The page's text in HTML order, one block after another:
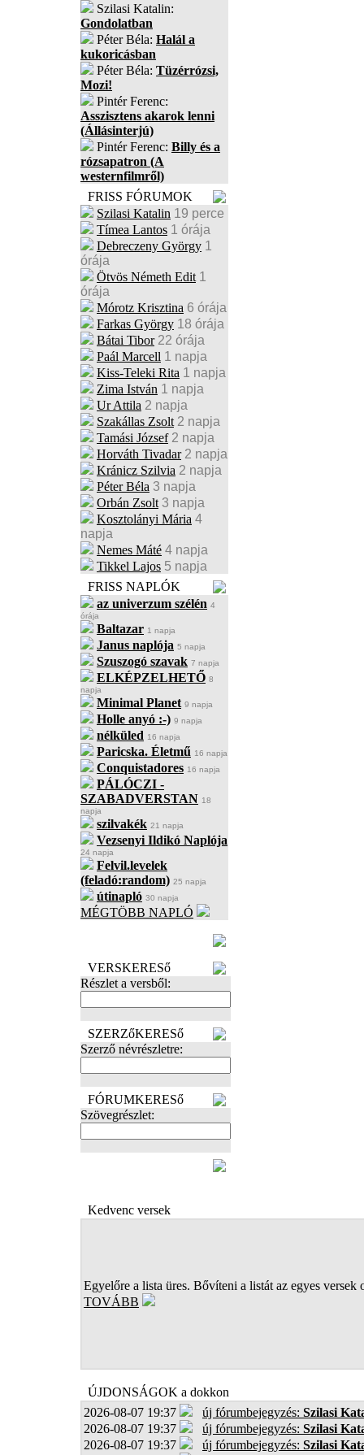
Szilasi Katalin:
Gondolatban
Péter Béla: Halál a
kukoricásban
Péter Béla: Tüzérrózsi,
Mozi!
Pintér Ferenc:
Asszisztens akarok lenni
(Állásinterjú)
Pintér Ferenc: Billy és a
rózsapatron (A
westernfilmről)
FRISS FÓRUMOK
Szilasi Katalin 19 perce
Tímea Lantos 1 órája
Debreczeny György 1
órája
Ötvös Németh Edit 1
órája
Mórotz Krisztina 6 órája
Farkas György 18 órája
Bátai Tibor 22 órája
Paál Marcell 1 napja
Kiss-Teleki Rita 1 napja
Zima István 1 napja
Ur Attila 2 napja
Szakállas Zsolt 2 napja
Tamási József 2 napja
Horváth Tivadar 2 napja
Kránicz Szilvia 2 napja
Péter Béla 3 napja
Orbán Zsolt 3 napja
Kosztolányi Mária 4
napja
Nemes Máté 4 napja
Tikkel Lajos 5 napja
FRISS NAPLÓK
az univerzum szélén 4
órája
Baltazar 1 napja
Janus naplója 5 napja
Szuszogó szavak 7 napja
ELKÉPZELHETŐ 8
napja
Minimal Planet 9 napja
Holle anyó :-) 9 napja
nélküled 16 napja
Paricska. Életmű 16 napja
Conquistadores 16 napja
PÁLÓCZI -
SZABADVERSTAN 18
napja
szilvakék 21 napja
Vezsenyi Ildikó Naplója
24 napja
Felvil.levelek
(feladó:random) 25 napja
útinapló 30 napja
MÉGTÖBB NAPLÓ
VERSKERESő
Részlet a versből:
SZERZőKERESő
Szerző névrészletre:
FÓRUMKERESő
Szövegrészlet:
Kedvenc versek
Egyelőre a lista üres. Bővíteni a listát az egyes versek
TOVÁBB
ÚJDONSÁGOK a dokkon
2026-08-07 19:37
új fórumbejegyzés: Szilasi
2026-08-07 19:37
új fórumbejegyzés: Szilasi
2026-08-07 19:37
új fórumbejegyzés: Szilasi